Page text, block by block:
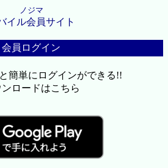
ノジマ
イル会員サイト
会員ログイン
簡単にログインができる!!
ンロードはこちら